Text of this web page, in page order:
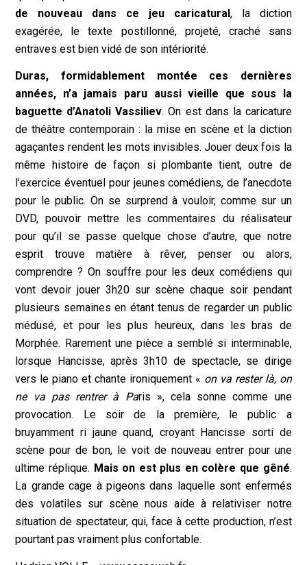
de nouveau dans ce jeu caricatural, la diction
exagérée, le texte postillonné, projeté, craché sans
entraves est bien vidé de son intériorité.
Duras, formidablement montée ces dernières
années, n’a jamais paru aussi vieille que sous la
baguette d’Anatoli Vassiliev. On est dans la caricature
de théâtre contemporain : la mise en scène et la diction
agaçantes rendent les mots invisibles. Jouer deux fois la
même histoire de façon si plombante tient, outre de
l’exercice éventuel pour jeunes comédiens, de l’anecdote
pour le public. On se surprend à vouloir, comme sur un
DVD, pouvoir mettre les commentaires du réalisateur
pour qu’il se passe quelque chose d’autre, que notre
esprit trouve matière à rêver, penser ou alors,
comprendre ? On souffre pour les deux comédiens qui
vont devoir jouer 3h20 sur scène chaque soir pendant
plusieurs semaines en étant tenus de regarder un public
médusé, et pour les plus heureux, dans les bras de
Morphée. Rarement une pièce a semblé si interminable,
lorsque Hancisse, après 3h10 de spectacle, se dirige
vers le piano et chante ironiquement « on va rester là, on
ne va pas rentrer à Paris », cela sonne comme une
provocation. Le soir de la première, le public a
bruyamment ri jaune quand, croyant Hancisse sorti de
scène pour de bon, le voit de nouveau entrer pour une
ultime réplique. Mais on est plus en colère que gêné.
La grande cage à pigeons dans laquelle sont enfermés
des volatiles sur scène nous aide à relativiser notre
situation de spectateur, qui, face à cette production, n’est
pourtant pas vraiment plus confortable.